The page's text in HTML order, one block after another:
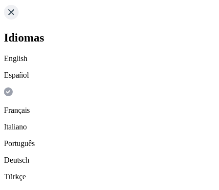
Idiomas
English
Español
Français
Italiano
Português
Deutsch
Türkçe